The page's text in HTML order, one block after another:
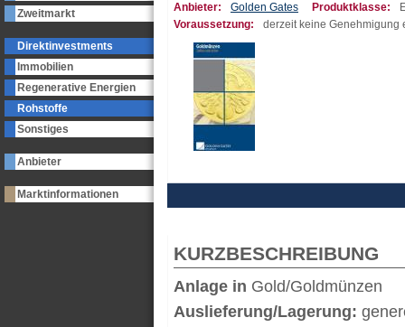
Zweitmarkt
Direktinvestments
Immobilien
Regenerative Energien
Rohstoffe
Sonstiges
Anbieter
Marktinformationen
Anbieter: Golden Gates Produktklasse:
Voraussetzung:
derzeit keine Genehmigung
KURZBESCHREIBUNG
Anlage in Gold/Goldmünzen
Auslieferung/Lagerung: